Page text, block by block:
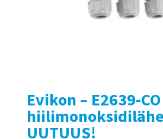
Evikon – E2639-CO
UUTUUS!